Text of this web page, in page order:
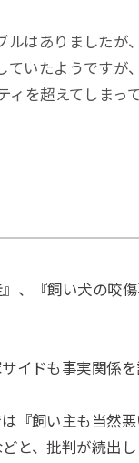
ルはありましたが
ていたようですが
ィを超えてしまっ
、『飼い犬の咬
イドも事実関係を
『飼い主も当然
と、批判が続出し